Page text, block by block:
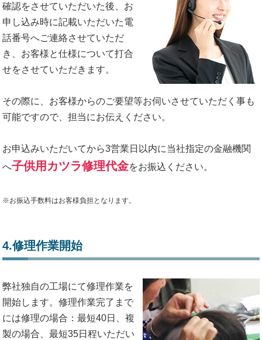
確認をさせていただいた後、お
申し込み時に記載いただいた電
話番号へご連絡させていただ
き、お客様と仕様について打合
せをさせていただきます。
その際に、お客様からのご要望等お伺いさせていただく事も
可能ですので、担当にお伝えください。
お申込みいただいてから3営業日以内に当社指定の金融機関
へ子供用カツラ修理代金をお振込ください。
※お振込手数料はお客様負担となります。
4.修理作業開始
弊社独自の工場にて修理作業を
開始します。修理作業完了まで
には修理の場合：最短40日、複
製の場合、最短35日程いただい